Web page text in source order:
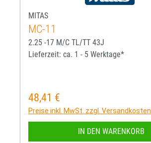
MITAS
MC-11
2.25 -17 M/C TL/TT 43J
Lieferzeit: ca. 1 - 5 Werktage*
Regulärer Preis:
48,41 €
Preise inkl. MwSt. zzgl. Versandkosten
IN DEN WARENKORB